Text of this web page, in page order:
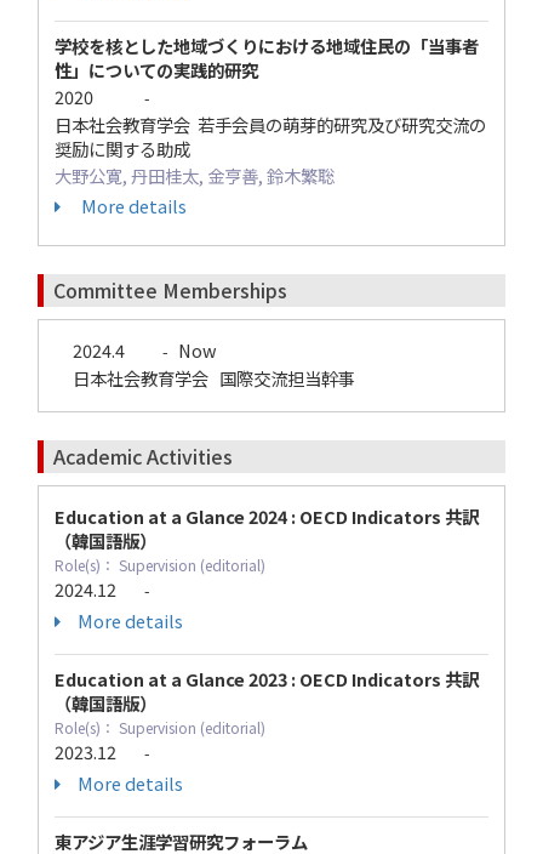
学校を核とした地域づくりにおける地域住民の「当事者
性」についての実践的研究
2020
-
日本社会教育学会 若手会員の萌芽的研究及び研究交流の
奨励に関する助成
大野公寛, 丹田桂太, 金亨善, 鈴木繁聡
More details
Committee Memberships
2024.4 - Now
日本社会教育学会 国際交流担当幹事
Academic Activities
Education at a Glance 2024 : OECD Indicators 共訳
（韓国語版）
Role(s)： Supervision (editorial)
2024.12 -
More details
Education at a Glance 2023 : OECD Indicators 共訳
（韓国語版）
Role(s)： Supervision (editorial)
2023.12 -
More details
東アジア生涯学習研究フォーラム